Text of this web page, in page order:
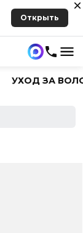
Открыть
УХОД ЗА